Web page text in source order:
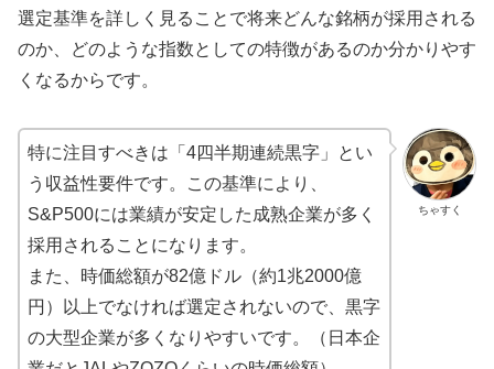
選定基準を詳しく見ることで将来どんな銘柄が採用される
のか、どのような指数としての特徴があるのか分かりやす
くなるからです。
ちゃすく
特に注目すべきは「4四半期連続黒字」とい
う収益性要件です。この基準により、
S&P500には業績が安定した成熟企業が多く
採用されることになります。
また、時価総額が82億ドル（約1兆2000億
円）以上でなければ選定されないので、黒字
の大型企業が多くなりやすいです。（日本企